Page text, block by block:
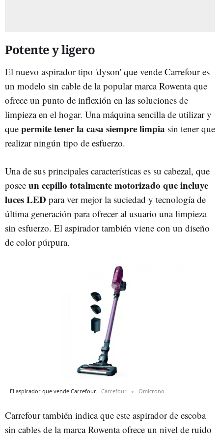
Potente y ligero
El nuevo aspirador tipo 'dyson' que vende Carrefour es
un modelo sin cable de la popular marca Rowenta que
ofrece un punto de inflexión en las soluciones de
limpieza en el hogar. Una máquina sencilla de utilizar y
que permite tener la casa siempre limpia sin tener que
realizar ningún tipo de esfuerzo.
Una de sus principales características es su cabezal, que
posee un cepillo totalmente motorizado que incluye
luces LED para ver mejor la suciedad y tecnología de
última generación para ofrecer al usuario una limpieza
sin esfuerzo. El aspirador también viene con un diseño
de color púrpura.
El aspirador que vende Carrefour. Carrefour Omicrono
Carrefour también indica que este aspirador de escoba
sin cables de la marca Rowenta ofrece un nivel de ruido